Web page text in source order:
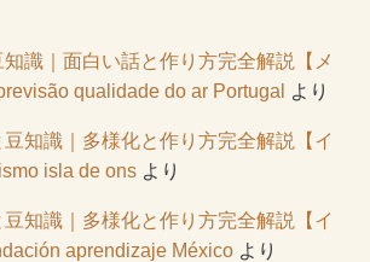
識｜面白い話と作り方完全解説【メ
qualidade do ar Portugal より
知識｜多様化と作り方完全解説【イ
isla de onsより
知識｜多様化と作り方完全解説【イ
aprendizaje Méxicoより